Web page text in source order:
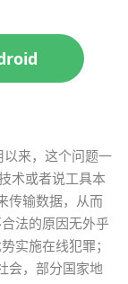
以来，这个问题一
术或者说工具本
传输数据，从而
法的原因无外乎
实施在线犯罪；
会，部分国家地